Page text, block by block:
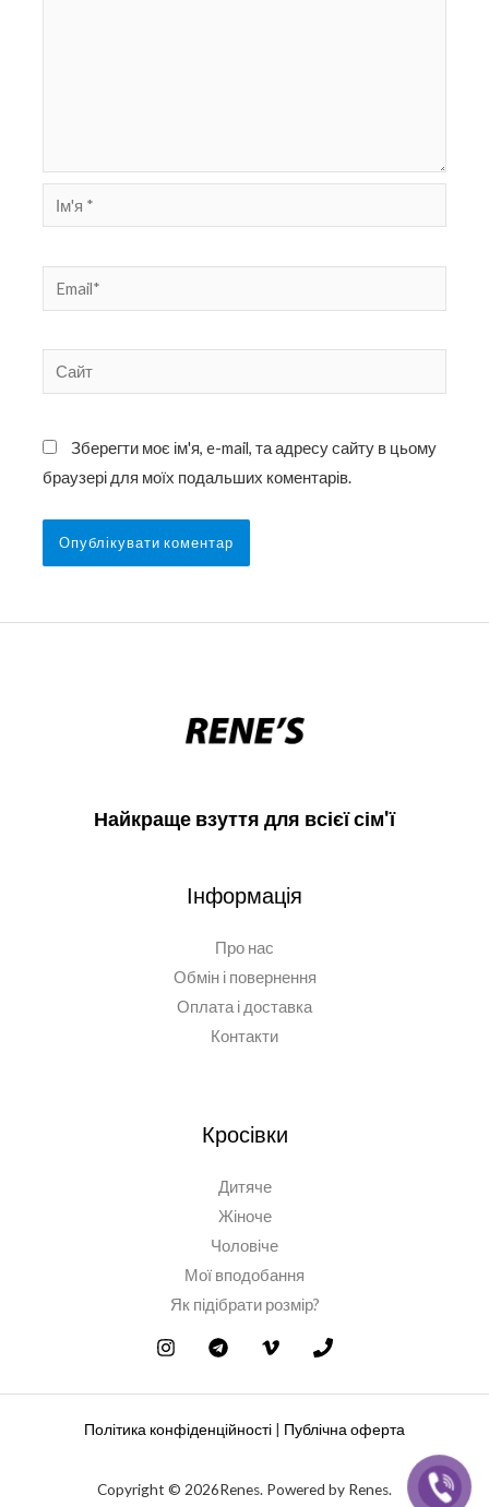
Ім'я
*
Email*
Сайт
Зберегти моє ім'я, e-mail, та адресу сайту в цьому
браузері для моїх подальших коментарів.
Найкраще взуття для всієї сім'ї
Інформація
Про нас
Обмін і повернення
Оплата і доставка
Контакти
Кросівки
Дитяче
Жіноче
Чоловіче
Мої вподобання
Як підібрати розмір?
Політика конфіденційності Публічна оферта
Copyright © 2026Renes. Powered by Renes.